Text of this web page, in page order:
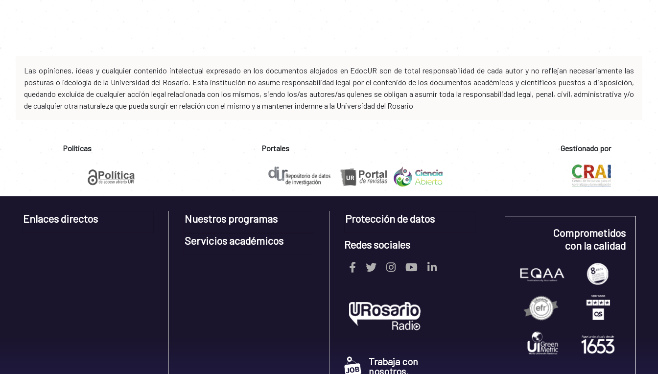
Las opiniones, ideas y cualquier contenido intelectual expresado en los documentos alojados en EdocUR son de total responsabilidad de cada autor y no reflejan necesariamente las
posturas o ideología de la Universidad del Rosario. Esta institución no asume responsabilidad legal por el contenido de los documentos académicos y científicos puestos a disposición,
quedando excluida de cualquier acción legal relacionada con los mismos, siendo los/as autores/as quienes se obligan a asumir toda la responsabilidad legal, penal, civil, administrativa y/o
de cualquier otra naturaleza que pueda surgir en relación con el mismo y a mantener indemne a la Universidad del Rosario
Políticas Portales Gestionado por
Enlaces directos
Nuestros programas
Servicios académicos
Protección de datos
Redes sociales
Trabaja con
nosotros.
Comprometidos
con la calidad